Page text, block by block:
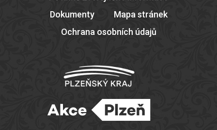
Dokumenty
Mapa stránek
Ochrana osobních údajů